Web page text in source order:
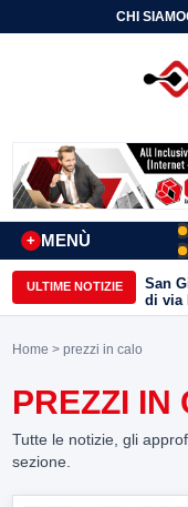
CHI SIAMO
MENÙ
+
ULTIME NOTIZIE
San
di via
Home > prezzi in calo
PREZZI IN
Tutte le notizie, gli
sezione.